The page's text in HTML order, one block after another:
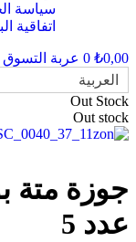
سياسة
اتفاقية
₺0,00
0 عربة التسوق
العربية
Out Stock
Out stock
جوزة متة
عدد 5